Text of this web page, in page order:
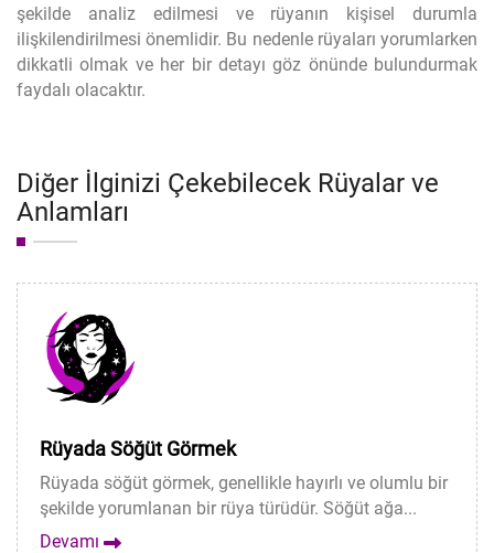
şekilde analiz edilmesi ve rüyanın kişisel durumla
ilişkilendirilmesi önemlidir. Bu nedenle rüyaları yorumlarken
dikkatli olmak ve her bir detayı göz önünde bulundurmak
faydalı olacaktır.
Diğer İlginizi Çekebilecek Rüyalar ve
Anlamları
Rüyada Söğüt Görmek
Rüyada söğüt görmek, genellikle hayırlı ve olumlu bir
şekilde yorumlanan bir rüya türüdür. Söğüt ağa...
Devamı